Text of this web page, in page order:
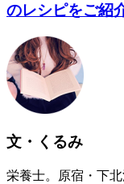
のレシピをご紹
文・くるみ
栄養士。原宿・下